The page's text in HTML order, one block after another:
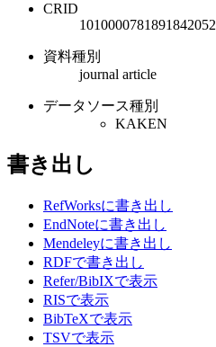
CRID
1010000781891842052
資料種別
journal article
データソース種別
KAKEN
書き出し
RefWorksに書き出し
EndNoteに書き出し
Mendeleyに書き出し
RDFで書き出し
Refer/BibIXで表示
RISで表示
BibTeXで表示
TSVで表示